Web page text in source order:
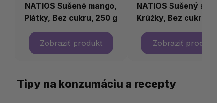
NATIOS Sušené mango,
Plátky, Bez cukru, 250 g
NATIOS Sušený
Krúžky, Bez cukru
Tipy na konzumáciu a recepty